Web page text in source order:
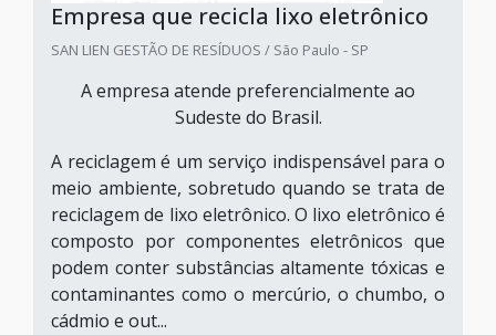
Empresa que recicla lixo eletrônico
SAN LIEN GESTÃO DE RESÍDUOS / São Paulo - SP
A empresa atende preferencialmente ao
Sudeste do Brasil.
A reciclagem é um serviço indispensável para o
meio ambiente, sobretudo quando se trata de
reciclagem de lixo eletrônico. O lixo eletrônico é
composto por componentes eletrônicos que
podem conter substâncias altamente tóxicas e
contaminantes como o mercúrio, o chumbo, o
cádmio e out...